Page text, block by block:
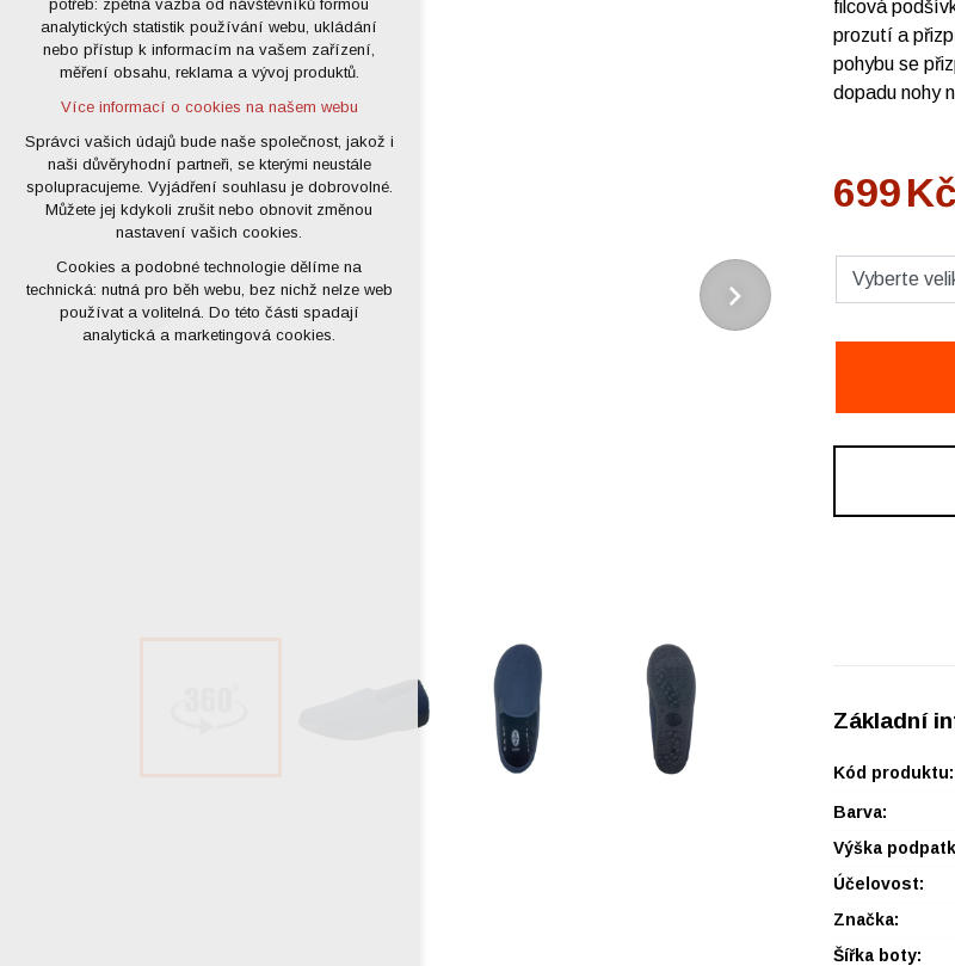
filcová
prozutí a
pohybu se
dopadu nohy
699Kč
Základní
Kód produktu:
Barva:
Výška
Účelovost:
Značka:
Šířka boty:
udržení kontextu stránek (session):
případná přihlášení, volby jazyka, apod.
Volitelná cookies
analytická pro anonymizované
vyhodnocení návštěvnosti
marketingová cookies (Google)
Více informací o cookies na našem webu
Přijmout všechny cookies
Odmítnout vše
potřeb: zpětná vazba od návštěvníků formou
analytických statistik používání webu, ukládání
nebo přístup k informacím na vašem zařízení,
měření obsahu, reklama a vývoj produktů.
Více informací o cookies na našem webu
Správci vašich údajů bude naše společnost, jakož i
naši důvěryhodní partneři, se kterými neustále
spolupracujeme. Vyjádření souhlasu je dobrovolné.
Můžete jej kdykoli zrušit nebo obnovit změnou
nastavení vašich cookies.
Cookies a podobné technologie dělíme na
technická: nutná pro běh webu, bez nichž nelze web
používat a volitelná. Do této části spadají
analytická a marketingová cookies.